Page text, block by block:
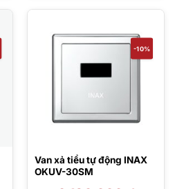
1.440.000 ₫.
1.250.000 ₫.
-10%
Van xả tiểu tự động INAX
OKUV-30SM